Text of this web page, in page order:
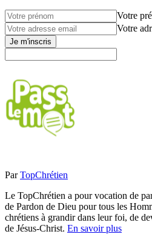
Votre
Votre
Je m'inscris
Par TopChrétien
Le TopChrétien a pour vocation de
de Pardon de Dieu pour tous les
chrétiens à grandir dans leur foi, de
de Jésus-Christ. En savoir plus